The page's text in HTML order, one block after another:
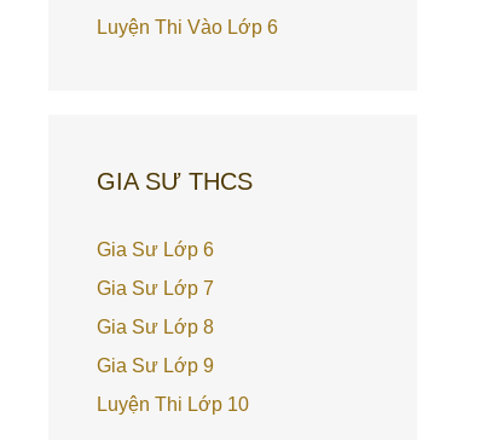
Luyện Thi Vào Lớp 6
GIA SƯ THCS
Gia Sư Lớp 6
Gia Sư Lớp 7
Gia Sư Lớp 8
Gia Sư Lớp 9
Luyện Thi Lớp 10